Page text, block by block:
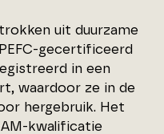
uit duurzame
gecertificeerd
in een
waardoor ze in de
hergebruik. Het
kwalificatie